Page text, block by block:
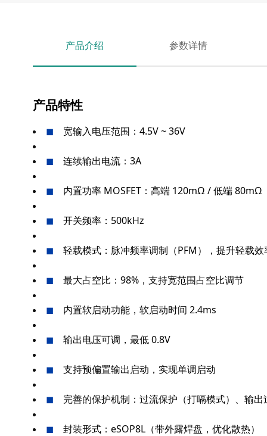
产品介绍 参数详情
产品特性
◼ 宽输入电压范围：4.5V ~ 36V
◼ 连续输出电流：3A
◼ 内置功率 MOSFET：高端 120mΩ / 低端 80mΩ
◼ 开关频率：500kHz
◼ 轻载模式：脉冲频率调制（PFM），提升轻载效
◼ 最大占空比：98%，支持宽范围占空比调节
◼ 内置软启动功能，软启动时间 2.4ms
◼ 输出电压可调，最低 0.8V
◼ 支持预偏置输出启动，实现单调启动
◼ 完善的保护机制：过流保护（打嗝模式）、输
◼ 封装形式：eSOP8L（带外露焊盘，优化散热）